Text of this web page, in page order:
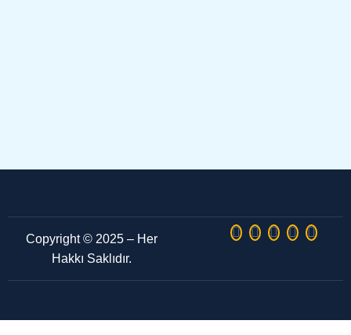
Copyright © 2025 – Her
Hakkı Saklıdır.